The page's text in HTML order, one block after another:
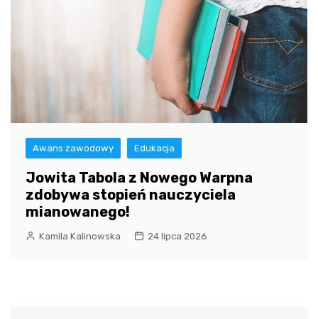
Awans zawodowy Edukacja
Jowita Tabola z Nowego Warpna
zdobywa stopień nauczyciela
mianowanego!
Kamila Kalinowska 24 lipca 2026